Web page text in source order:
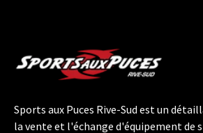
Sports aux Puces Rive-Sud est un
la vente et l'échange d'équipement de